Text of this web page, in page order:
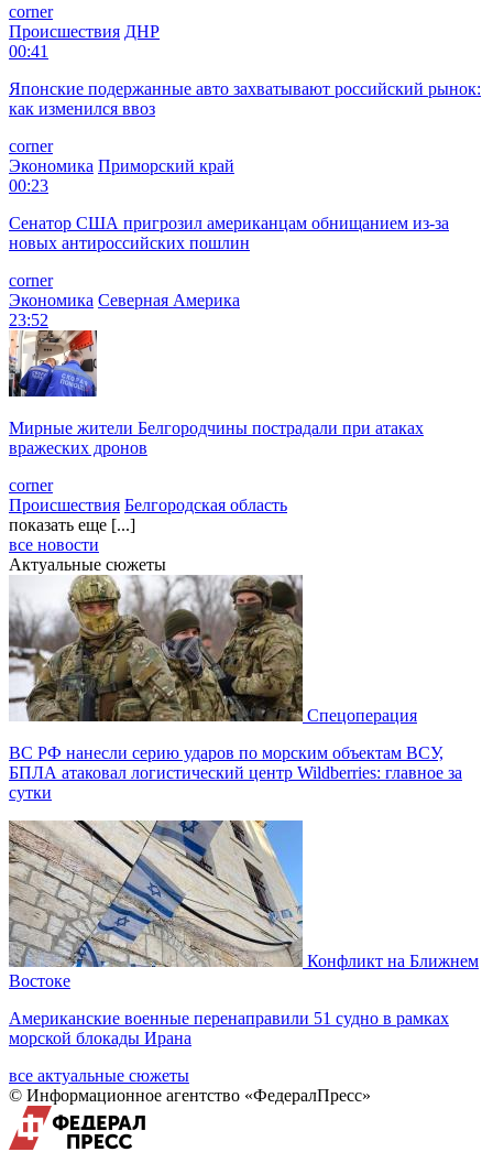
corner
Происшествия ДНР
00:41
Японские подержанные авто захватывают российский рынок:
как изменился ввоз
corner
Экономика Приморский край
00:23
Сенатор США пригрозил американцам обнищанием из-за
новых антироссийских пошлин
corner
Экономика Северная Америка
23:52
Мирные жители Белгородчины пострадали при атаках
вражеских дронов
corner
Происшествия Белгородская область
показать еще [...]
все новости
Актуальные сюжеты
Спецоперация
ВС РФ нанесли серию ударов по морским объектам ВСУ,
БПЛА атаковал логистический центр Wildberries: главное за
сутки
Конфликт на Ближнем
Востоке
Американские военные перенаправили 51 судно в рамках
морской блокады Ирана
все актуальные сюжеты
© Информационное агентство «ФедералПресс»